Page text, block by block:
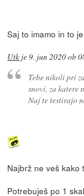
Saj to imamo in to
Utk je9. jun 2020 ob
Tebe nikoli pri
snovi, za katere
Naj te testirajo
Najbrž ne veš kako
Potrebuješ po 1